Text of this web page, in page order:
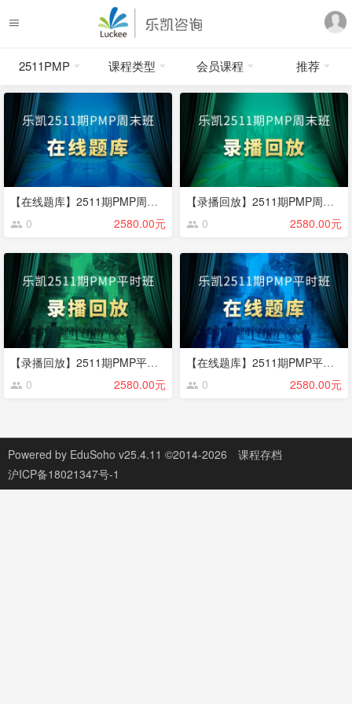
2511PMP 课程类型 会员课程 推荐
【在线题库】2511期PMP周末班
0
2580.00元
【录播回放】2511期PMP周末班
0
2580.00元
【录播回放】2511期PMP平时班
0
2580.00元
【在线题库】2511期PMP平时班
0
2580.00元
Powered by EduSoho v25.4.11 ©2014-2026
课程存档
沪ICP备18021347号-1